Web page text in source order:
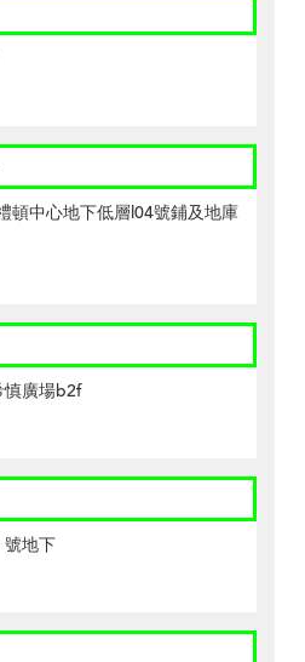
頓中心地下低層l04號鋪及地庫
慎廣場b2f
號地下